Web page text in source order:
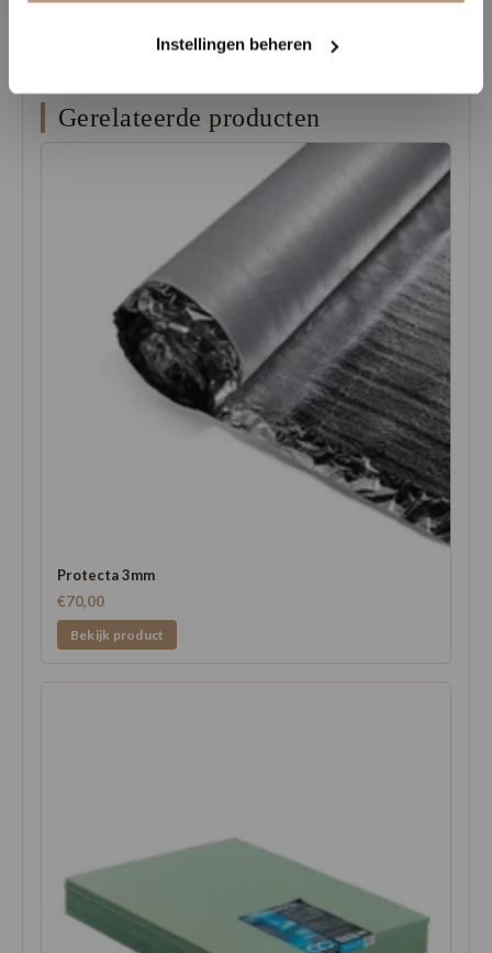
Instellingen beheren
Gerelateerde producten
Protecta 3mm
€70,00
Bekijk product